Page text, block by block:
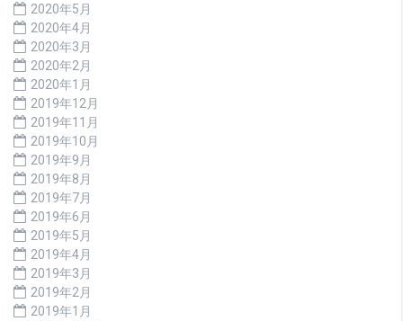
2020年5月
2020年4月
2020年3月
2020年2月
2020年1月
2019年12月
2019年11月
2019年10月
2019年9月
2019年8月
2019年7月
2019年6月
2019年5月
2019年4月
2019年3月
2019年2月
2019年1月